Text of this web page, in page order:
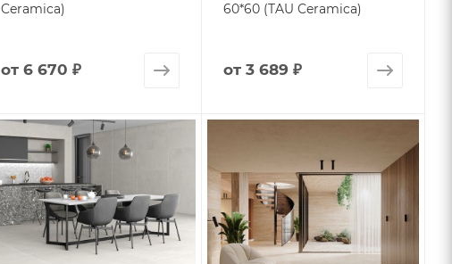
Ceramica)
от 6 670 ₽
60*60 (TAU Ceramica)
от3 689 ₽